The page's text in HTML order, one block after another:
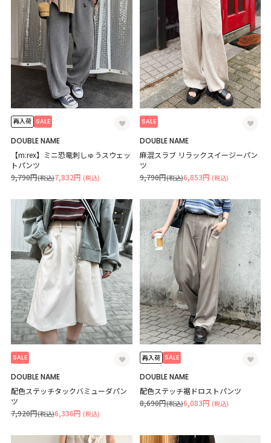
再入荷 SALE
DOUBLE NAME
【m:rex】ミニ恐竜刺しゅうスウェッ
トパンツ
7,832円 (税込)
9,790円(税込)
SALE
DOUBLE NAME
麻混スラブ リラックスイージーパン
ツ
6,853円 (税込)
9,790円(税込)
SALE
DOUBLE NAME
配色ステッチタックバミューダパン
ツ
6,336円 (税込)
7,920円(税込)
再入荷 SALE
DOUBLE NAME
配色ステッチ裾ドロストパンツ
6,083円 (税込)
8,690円(税込)